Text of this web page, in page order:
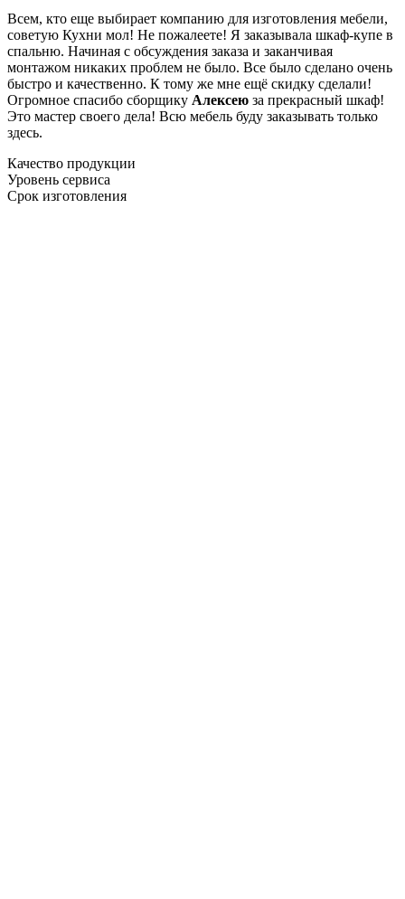
Всем, кто еще выбирает компанию для изготовления мебели,
советую Кухни мол! Не пожалеете! Я заказывала шкаф-купе в
спальню. Начиная с обсуждения заказа и заканчивая
монтажом никаких проблем не было. Все было сделано очень
быстро и качественно. К тому же мне ещё скидку сделали!
Огромное спасибо сборщику Алексею за прекрасный шкаф!
Это мастер своего дела! Всю мебель буду заказывать только
здесь.
Качество продукции
Уровень сервиса
Срок изготовления